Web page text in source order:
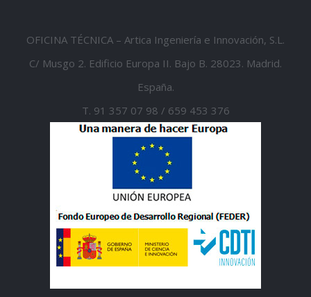
OFICINA TÉCNICA – Artica Ingeniería e Innovación, S.L.
C/ Musgo 2. Edificio Europa II. Bajo B. 28023. Madrid.
España.
T. 91 357 07 98 / 659 453 376